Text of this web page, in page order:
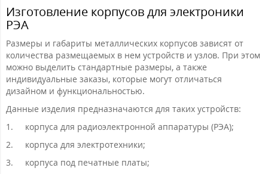
Изготовление корпусов для электроники
РЭА
Размеры и габариты металлических корпусов зависят от
количества размещаемых в нем устройств и узлов. При этом
можно выделить стандартные размеры, а также
индивидуальные заказы, которые могут отличаться
дизайном и функциональностью.
Данные изделия предназначаются для таких устройств:
1.
корпуса для радиоэлектронной аппаратуры (РЭА);
2.
корпуса для электротехники;
3.
корпуса под печатные платы;